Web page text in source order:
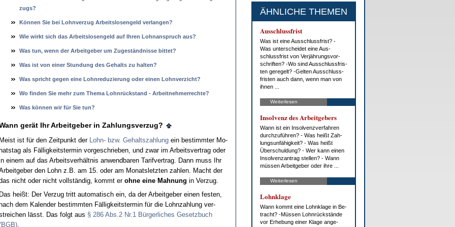
zugs?
Können Sie bei Lohn­ver­zug Ar­beits­lo­sen­geld ver­lan­gen?
Wie wirkt sich das Ar­beits­lo­sen­geld auf Ih­ren Lohn­an­spruch aus?
Was tun, wenn der Ar­beit­ge­ber um Zu­geständ­nis­se bit­tet?
Was ist von ei­ner St­un­dung des Ge­halts zu hal­ten?
Was spricht ge­gen ei­ne Lohn­re­du­zie­rung oder ei­nen Lohn­ver­zicht?
Wo fin­den Sie mehr zum The­ma Lohnrück­stand - Ar­beit­neh­mer­rech­te?
Was kön­nen wir für Sie tun?
gerät Ihr Ar­beit­ge­ber in Zah­lungs­ver­zug?
ist für den Zeit­punkt der Lohn- bzw. Ge­halts­zah­lungein be­stimm­ter Mo­
als Fällig­keits­ter­min vor­ge­schrie­ben, und zwar im Ar­beits­ver­trag oder
ei­nem auf das Ar­beits­verhält­nis an­wend­ba­ren Ta­rif­ver­trag. Dann muss Ihr
den Lohn z.B. am 15. oder am Mo­nats­letz­ten zah­len. Macht der
nicht oder nicht vollständig, kommt er oh­ne ei­ne Mah­nung in Ver­zug.
heißt: Der Ver­zug tritt au­to­ma­tisch ein, da der Ar­beit­ge­ber ei­nen fes­ten,
dem Ka­len­der be­stimm­ten Fällig­keits­ter­min für die Lohn­zah­lung ver­
lässt. Das folgt aus § 286 Abs.2 Nr.1 Bürger­li­ches Ge­setz­buch
.
ÄHNLICHE THEMEN
Aus­schluss­frist
Was ist ei­ne Aus­schluss­frist? -
Was un­ter­schei­det ei­ne Aus­
schluss­frist von Ver­jäh­rungs­vor­
schrif­ten? -Wo sind Aus­schluss­fris­
ten ge­re­gelt? -Gel­ten Aus­schluss­
fris­ten auch dann, wenn man von
ih­nen ...
Weiterlesen
In­sol­venz des Ar­beit­ge­bers
Wann ist ein In­sol­venz­ver­fah­ren
durch­zu­füh­ren? - Was heißt Zah­
lungs­un­fä­hig­keit? - Was heißt
Über­schul­dung? - Wer kann ei­nen
In­sol­venz­an­trag stel­len? - Wann
müs­sen Ar­beit­ge­ber oder ih­re ...
Weiterlesen
Lohn­kla­ge
Wann kommt ei­ne Lohn­kla­ge in Be­
tracht? -Müs­sen Lohn­rück­stän­de
vor Er­he­bung ei­ner Kla­ge an­ge­